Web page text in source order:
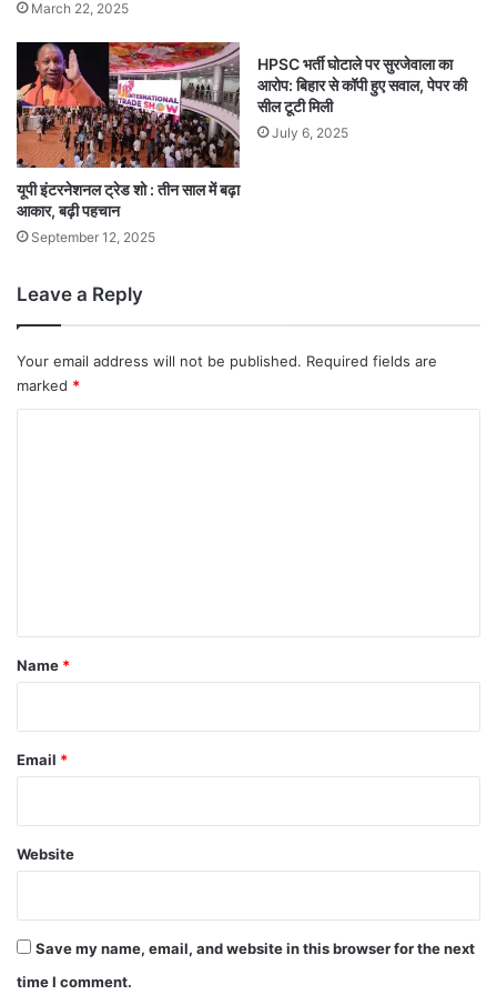
March 22, 2025
यूपी इंटरनेशनल ट्रेड शो : तीन साल में बढ़ा
आकार, बढ़ी पहचान
September 12, 2025
HPSC भर्ती घोटाले पर सुरजेवाला का
आरोप: बिहार से कॉपी हुए सवाल, पेपर की
सील टूटी मिली
July 6, 2025
Leave a Reply
Your email address will not be published. Required fields are
marked *
*
Name *
Email *
Website
Save my name, email, and website in this browser for the next
time I comment.